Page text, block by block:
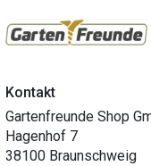
Kontakt
Gartenfreunde Shop
Hagenhof 7
38100 Braunschweig